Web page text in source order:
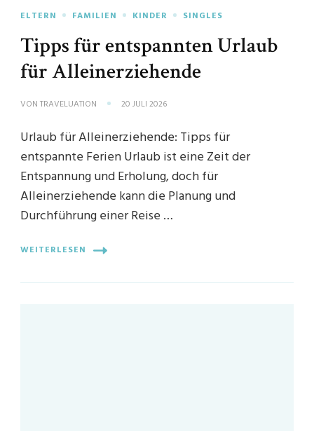
ELTERN FAMILIEN KINDER SINGLES
Tipps für entspannten Urlaub
für Alleinerziehende
VON TRAVELUATION 20 JULI 2026
Urlaub für Alleinerziehende: Tipps für
entspannte Ferien Urlaub ist eine Zeit der
Entspannung und Erholung, doch für
Alleinerziehende kann die Planung und
Durchführung einer Reise …
WEITERLESEN